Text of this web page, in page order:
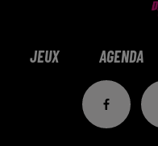
JEUX AGENDA